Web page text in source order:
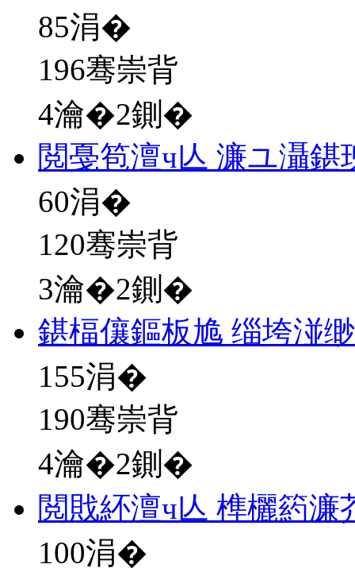
85涓�
196骞崇背
4瀹�2鍘�
閲戞笣澶ч亾 濂ユ灄鍖
60涓�
120骞崇背
3瀹�2鍘�
鍖楅儴鏂板尯 缁垮湴
155涓�
190骞崇背
4瀹�2鍘�
閲戝紑澶ч亾 榫欐箹
100涓�